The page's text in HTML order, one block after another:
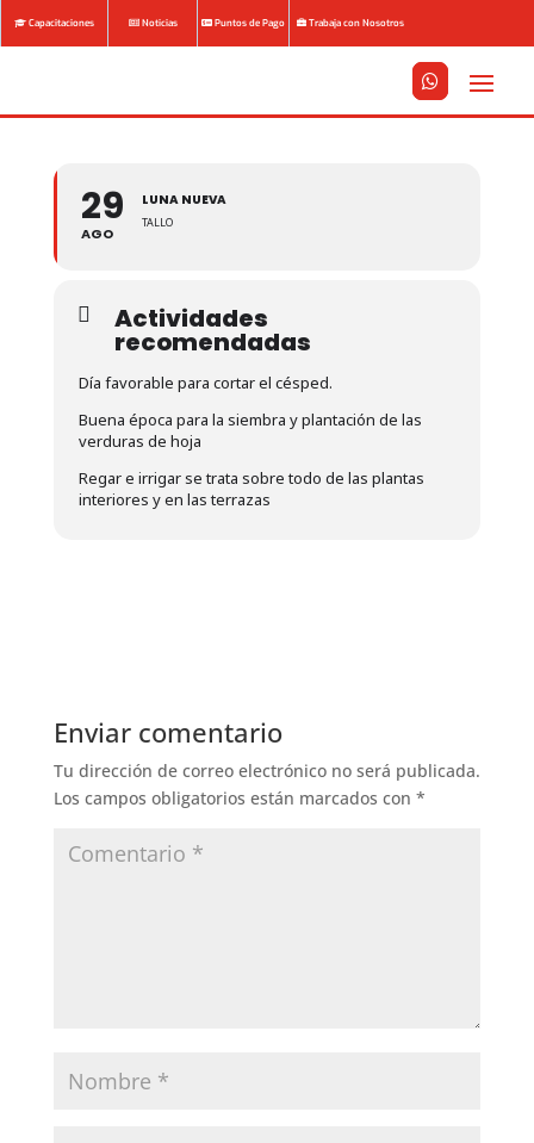
Capacitaciones Noticias Puntos de Pago Trabaja con Nosotros



29
AGO
LUNA NUEVA
TALLO
Actividades
recomendadas
Día favorable para cortar el césped.
Buena época para la siembra y plantación de las
verduras de hoja
Regar e irrigar se trata sobre todo de las plantas
interiores y en las terrazas
Enviar comentario
Tu dirección de correo electrónico no será publicada.
Los campos obligatorios están marcados con *